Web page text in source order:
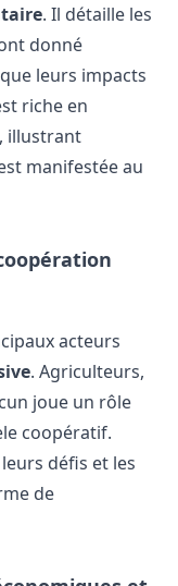
. Il détaille les
donné
leurs impacts
riche en
illustrant
manifestée au
acteurs
. Agriculteurs,
joue un rôle
coopératif.
défis et les
de